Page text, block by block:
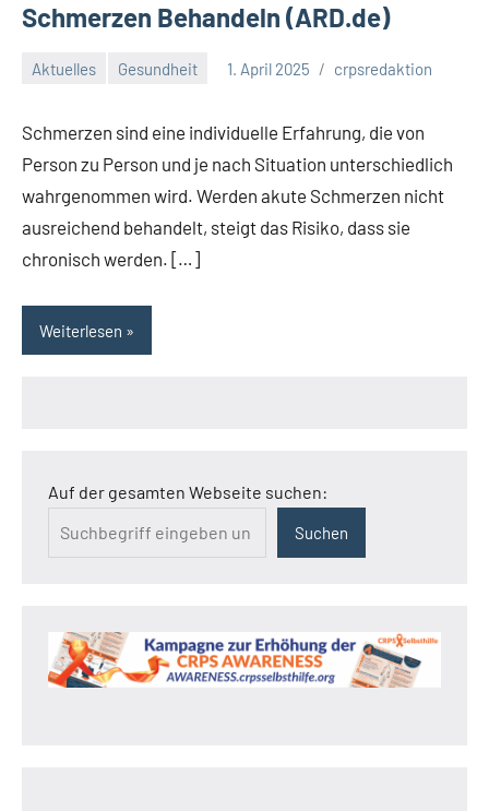
Schmerzen Behandeln (ARD.de)
Aktuelles Gesundheit 1. April 2025 crpsredaktion
Schmerzen sind eine individuelle Erfahrung, die von
Person zu Person und je nach Situation unterschiedlich
wahrgenommen wird. Werden akute Schmerzen nicht
ausreichend behandelt, steigt das Risiko, dass sie
chronisch werden. […]
Weiterlesen
Auf der gesamten Webseite suchen:
Suchen